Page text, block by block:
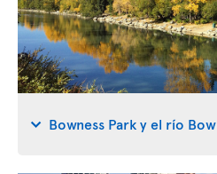
Bowness Park y el río Bow